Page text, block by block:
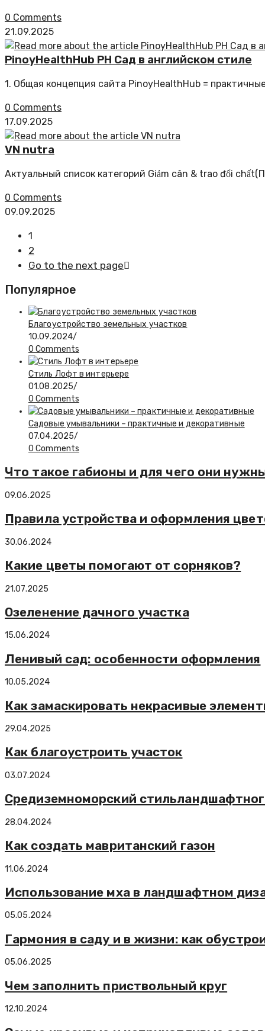
0 Comments
21.09.2025
PinoyHealthHub PH Сад в английском стиле
1. Общая концепция сайта PinoyHealthHub =
0 Comments
17.09.2025
VN nutra
Актуальный список категорий Giảm cân & trao đổi
0 Comments
09.09.2025
1
2
Go to the next page
Популярное
Благоустройство земельных участков
10.09.2024/
0 Comments
Стиль Лофт в интерьере
01.08.2025/
0 Comments
Садовые умывальники – практичные и декоративные
07.04.2025/
0 Comments
Что такое габионы и для чего они
09.06.2025
Правила устройства и оформления
30.06.2024
Какие цветы помогают от сорняков?
21.07.2025
Озеленение дачного участка
15.06.2024
Ленивый сад: особенности оформления
10.05.2024
Как замаскировать некрасивые
29.04.2025
Как благоустроить участок
03.07.2024
Средиземноморский
28.04.2024
Как создать мавританский газон
11.06.2024
Использование мха в ландшафтном
05.05.2024
Гармония в саду и в жизни: как
05.06.2025
Чем заполнить приствольный круг
12.10.2024